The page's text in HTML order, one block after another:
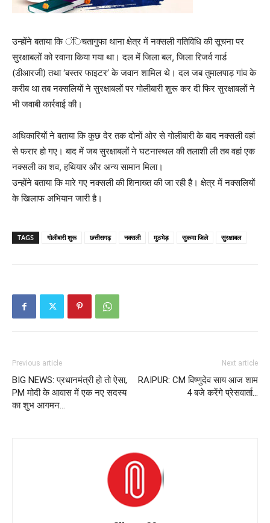
उन्होंने बताया कि ंिचतागुफा थाना क्षेत्र में नक्सली गतिविधि की सूचना पर
सुरक्षाबलों को रवाना किया गया था। दल में जिला बल, जिला रिजर्व गार्ड
(डीआरजी) तथा ‘बस्तर फाइटर’ के जवान शामिल थे। दल जब तुमालपाड़ गांव के
करीब था तब नक्सलियों ने सुरक्षाबलों पर गोलीबारी शुरू कर दी फिर सुरक्षाबलों ने
भी जवाबी कार्रवाई की।
अधिकारियों ने बताया कि कुछ देर तक दोनों ओर से गोलीबारी के बाद नक्सली वहां
से फरार हो गए। बाद में जब सुरक्षाबलों ने घटनास्थल की तलाशी ली तब वहां एक
नक्सली का शव, हथियार और अन्य सामान मिला।
उन्होंने बताया कि मारे गए नक्सली की शिनाख्त की जा रही है। क्षेत्र में नक्सलियों
के खिलाफ अभियान जारी है।
TAGS गोलीबारी शुरू छत्तीसगढ़ नक्सली मुठभेड़ सुकमा जिले सुरक्षाबल
Previous article
BIG NEWS: प्रधानमंत्री हो तो ऐसा,
PM मोदी के आवास में एक नए सदस्य
का शुभ आगमन…
Next article
RAIPUR: CM विष्णुदेव साय आज शाम
4 बजे करेंगे प्रेसवार्ता…